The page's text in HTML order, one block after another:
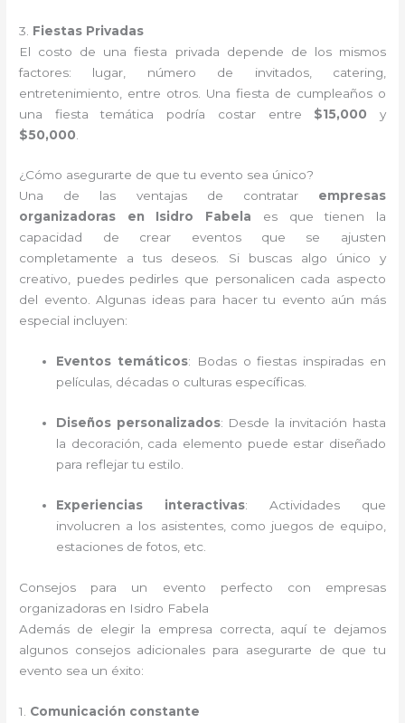
3. Fiestas Privadas
El costo de una fiesta privada depende de los mismos
factores: lugar, número de invitados, catering,
entretenimiento, entre otros. Una fiesta de cumpleaños o
una fiesta temática podría costar entre $15,000 y
$50,000
¿Cómo asegurarte de que tu evento sea único?
Una de las ventajas de contratar empresas
organizadoras en Isidro Fabela es que tienen la
capacidad de crear eventos que se ajusten
completamente a tus deseos. Si buscas algo único y
creativo, puedes pedirles que personalicen cada aspecto
del evento. Algunas ideas para hacer tu evento aún más
especial incluyen:
Eventos temáticos: Bodas o fiestas inspiradas en
películas, décadas o culturas específicas.
Diseños personalizados: Desde la invitación hasta
la decoración, cada elemento puede estar diseñado
para reflejar tu estilo.
Experiencias interactivas: Actividades que
involucren a los asistentes, como juegos de equipo,
estaciones de fotos, etc.
Consejos para un evento perfecto con empresas
organizadoras en Isidro Fabela
Además de elegir la empresa correcta, aquí te dejamos
algunos consejos adicionales para asegurarte de que tu
evento sea un éxito:
1. Comunicación constante